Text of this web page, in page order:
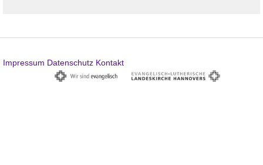
Impressum Datenschutz Kontakt